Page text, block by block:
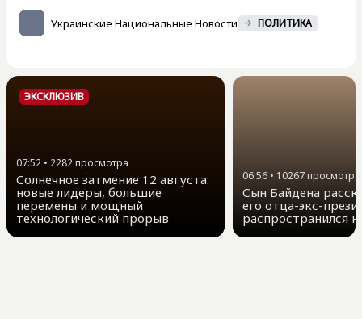
Украинские Национальные Новости ПОЛИТИКА
ЭКСКЛЮЗИВ
07:52 • 2282просмотра
Солнечное затмение 12 августа:
новые лидеры, большие
перемены и мощный
технологический прорыв
06:56 • 10267просмотра
Сын Байдена
его отца-экс-
распространился